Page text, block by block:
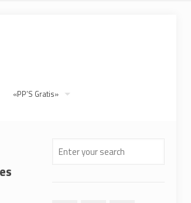
«PP’S Gratis»